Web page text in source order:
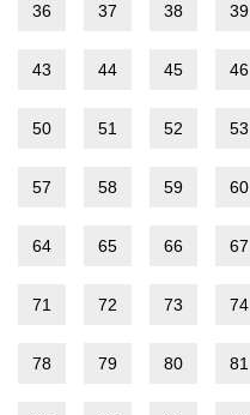
36 37 38 39
43 44 45 46
50 51 52 53
57 58 59 60
64 65 66 67
71 72 73 74
78 79 80 81